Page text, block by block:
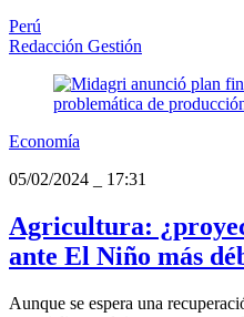
Perú
Redacción Gestión
Economía
05/02/2024
17:31
Agricultura:
ante El Niño más
Aunque se espera una